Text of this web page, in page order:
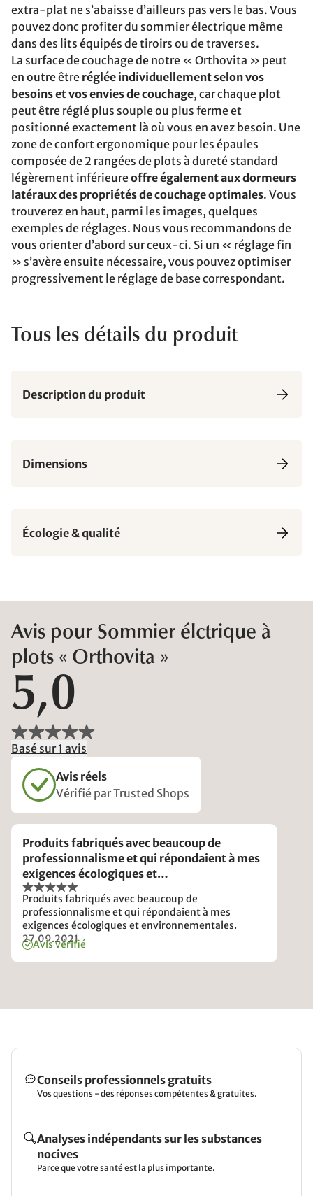
extra-plat ne s’abaisse d’ailleurs pas vers le bas. Vous
pouvez donc profiter du sommier électrique même
dans des lits équipés de tiroirs ou de traverses.
La surface de couchage de notre « Orthovita » peut
en outre être réglée individuellement selon vos
besoins et vos envies de couchage, car chaque plot
peut être réglé plus souple ou plus ferme et
positionné exactement là où vous en avez besoin. Une
zone de confort ergonomique pour les épaules
composée de 2 rangées de plots à dureté standard
légèrement inférieureoffre également aux dormeurs
latéraux des propriétés de couchage optimales. Vous
trouverez en haut, parmi les images, quelques
exemples de réglages. Nous vous recommandons de
vous orienter d’abord sur ceux-ci. Si un « réglage fin
» s’avère ensuite nécessaire, vous pouvez optimiser
progressivement le réglage de base correspondant.
Tous les détails du produit
Description du produit
Dimensions
Écologie & qualité
Avis pour Sommier élctrique à
plots « Orthovita »
5,0
Basé sur 1 avis
Avis réels
Vérifié par Trusted Shops
Produits fabriqués avec beaucoup de
professionnalisme et qui répondaient à mes
exigences écologiques et
environnementales.
Produits fabriqués avec beaucoup de
professionnalisme et qui répondaient à mes
exigences écologiques et environnementales.
27.09.2021
Avis vérifié
Conseils professionnels gratuits
Vos questions - des réponses compétentes & gratuites.
Analyses indépendants sur les substances
nocives
Parce que votre santé est la plus importante.